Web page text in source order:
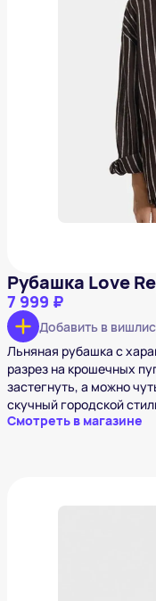
Рубашка Love
7 999 ₽
Добавить в
Льняная рубашка с
разрез на крошечных
застегнуть, а можно
скучный городской
Смотреть в магазине